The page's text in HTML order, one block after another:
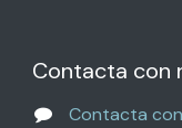
Contacta con
Contacta